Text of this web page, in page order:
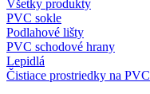
Všetky produkty
PVC sokle
Podlahové lišty
PVC schodové hrany
Lepidlá
Čistiace prostriedky na PVC